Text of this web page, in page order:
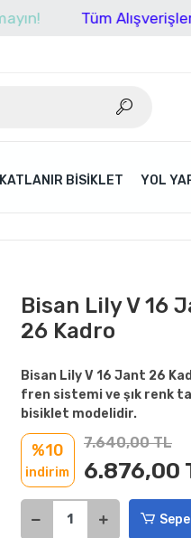
Tüm Alışverişlerinizde
KATLANIR BISIKLET YOL
Bisan Lily V 16
26 Kadro
Bisan Lily V 16 Jant 26
fren sistemi ve şık renk
bisiklet modelidir.
%10
indirim
7.640,00 TL
6.876,00